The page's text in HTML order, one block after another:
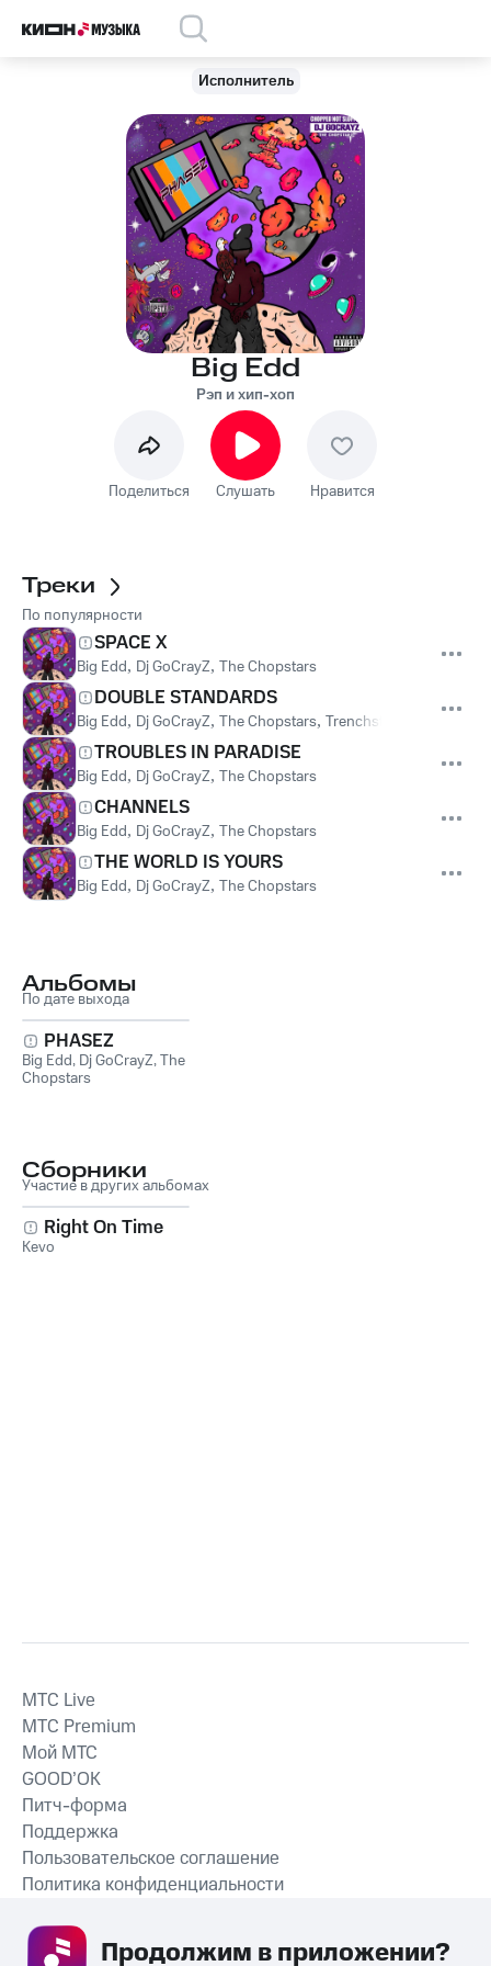
Исполнитель
Big Edd
Рэп и хип-хоп
Поделиться Слушать Нравится
Треки
По популярности
SPACE X
Big Edd, Dj GoCrayZ, The Chopstars
DOUBLE STANDARDS
Big Edd, Dj GoCrayZ, The Chopstars, Trenchstardee
TROUBLES IN PARADISE
Big Edd, Dj GoCrayZ, The Chopstars
CHANNELS
Big Edd, Dj GoCrayZ, The Chopstars
THE WORLD IS YOURS
Big Edd, Dj GoCrayZ, The Chopstars
Альбомы
По дате выхода
PHASEZ
Big Edd, Dj GoCrayZ,The
Chopstars
Сборники
Участие в других альбомах
Right On Time
Kevo
СКАЧАТЬ ПРИЛОЖЕНИЕ
MTС Live
MTС Premium
Мой МТС
GOOD’OK
Питч-форма
Поддержка
Пользовательское соглашение
Политика конфиденциальности